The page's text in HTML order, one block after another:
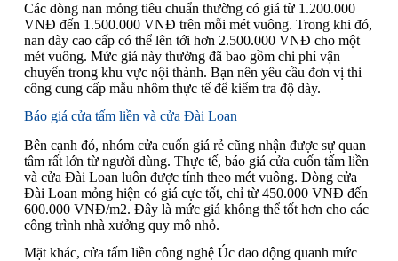
Các dòng nan mỏng tiêu chuẩn thường có giá từ 1.200.000
VNĐ đến 1.500.000 VNĐ trên mỗi mét vuông. Trong khi đó,
nan dày cao cấp có thể lên tới hơn 2.500.000 VNĐ cho một
mét vuông. Mức giá này thường đã bao gồm chi phí vận
chuyển trong khu vực nội thành. Bạn nên yêu cầu đơn vị thi
công cung cấp mẫu nhôm thực tế để kiểm tra độ dày.
Báo giá cửa tấm liền và cửa Đài Loan
Bên cạnh đó, nhóm cửa cuốn giá rẻ cũng nhận được sự quan
tâm rất lớn từ người dùng. Thực tế, báo giá cửa cuốn tấm liền
và cửa Đài Loan luôn được tính theo mét vuông. Dòng cửa
Đài Loan mỏng hiện có giá cực tốt, chỉ từ 450.000 VNĐ đến
600.000 VNĐ/m2. Đây là mức giá không thể tốt hơn cho các
công trình nhà xưởng quy mô nhỏ.
Mặt khác, cửa tấm liền công nghệ Úc dao động quanh mức